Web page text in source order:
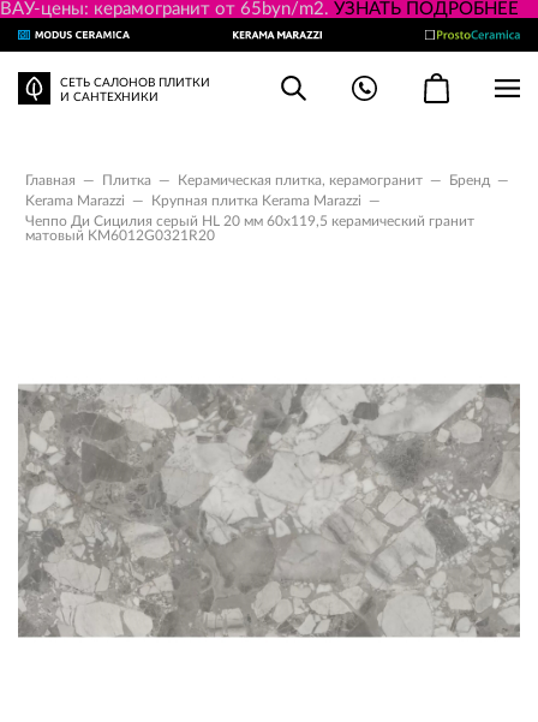
ВАУ-цены: керамогранит от 65byn/m2. УЗНАТЬ ПОДРОБНЕЕ
СЕТЬ САЛОНОВ ПЛИТКИ
И САНТЕХНИКИ
Главная — Плитка — Керамическая плитка, керамогранит — Бренд
—
Kerama Marazzi
— Крупная плитка Kerama Marazzi
—
Чеппо Ди Сицилия серый HL 20 мм 60x119,5 керамический гранит
матовый KM6012G0321R20